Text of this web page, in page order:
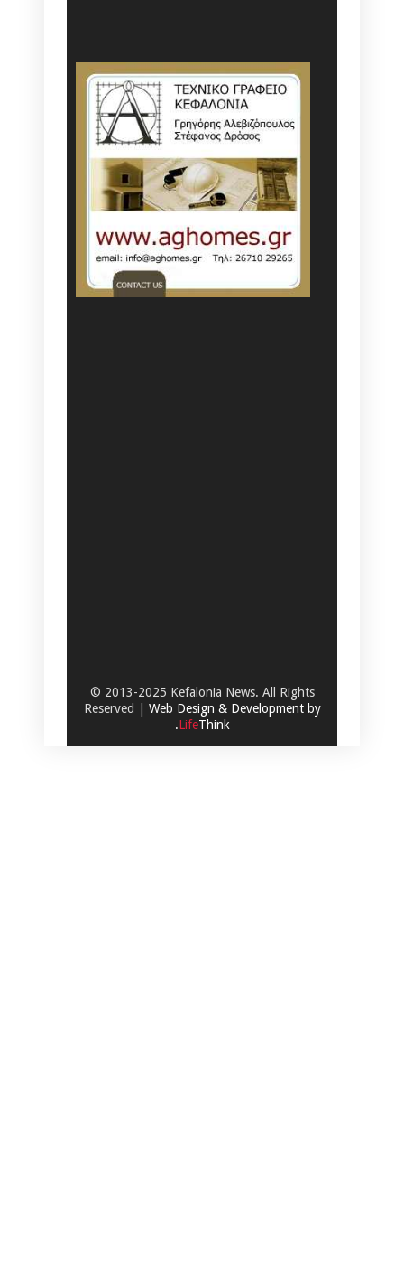
© 2013-2025 Kefalonia News. All Rights
Reserved | Web Design & Development by
.LifeThink